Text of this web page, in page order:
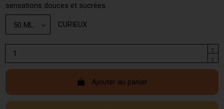
sensations douces et sucrées.
CURIEUX
Ajouter au panier